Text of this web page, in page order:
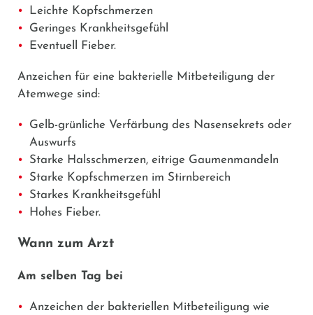
Leichte Kopfschmerzen
Geringes Krankheitsgefühl
Eventuell Fieber.
Anzeichen für eine bakterielle Mitbeteiligung der
Atemwege sind:
Gelb-grünliche Verfärbung des Nasensekrets oder
Auswurfs
Starke Halsschmerzen, eitrige Gaumenmandeln
Starke Kopfschmerzen im Stirnbereich
Starkes Krankheitsgefühl
Hohes Fieber.
Wann zum Arzt
Am selben Tag bei
Anzeichen der bakteriellen Mitbeteiligung wie